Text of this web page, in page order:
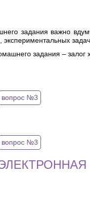
задания важно
экспериментальных
задания – залог
вопрос №3
вопрос №3